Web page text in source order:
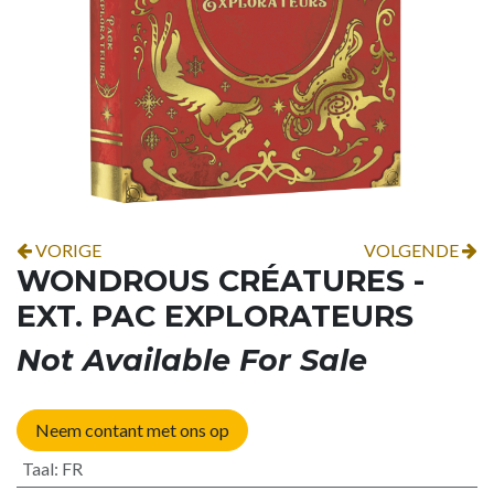
VORIGE VOLGENDE
WONDROUS CRÉATURES -
EXT. PAC EXPLORATEURS
Not Available For Sale
Neem contant met ons op
Taal: FR